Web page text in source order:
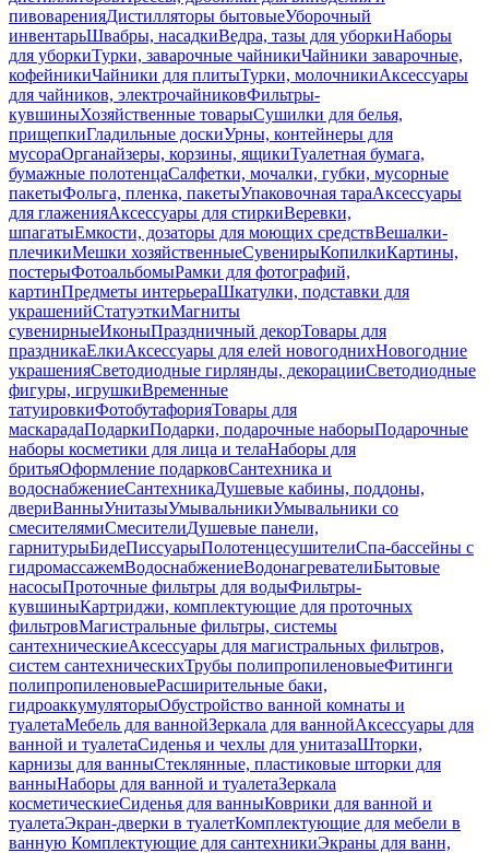
пивоваренияДистилляторы бытовыеУборочный
инвентарьШвабры, насадкиВедра, тазы для уборкиНаборы
для уборкиТурки, заварочные чайникиЧайники заварочные,
кофейникиЧайники для плитыТурки, молочникиАксессуары
для чайников, электрочайниковФильтры-
кувшиныХозяйственные товарыСушилки для белья,
прищепкиГладильные доскиУрны, контейнеры для
мусораОрганайзеры, корзины, ящикиТуалетная бумага,
бумажные полотенцаСалфетки, мочалки, губки, мусорные
пакетыФольга, пленка, пакетыУпаковочная тараАксессуары
для глаженияАксессуары для стиркиВеревки,
шпагатыЕмкости, дозаторы для моющих средствВешалки-
плечикиМешки хозяйственныеСувенирыКопилкиКартины,
постерыФотоальбомыРамки для фотографий,
картинПредметы интерьераШкатулки, подставки для
украшенийСтатуэткиМагниты
сувенирныеИконыПраздничный декорТовары для
праздникаЕлкиАксессуары для елей новогоднихНовогодние
украшенияСветодиодные гирлянды, декорацииСветодиодные
фигуры, игрушкиВременные
татуировкиФотобутафорияТовары для
маскарадаПодаркиПодарки, подарочные наборыПодарочные
наборы косметики для лица и телаНаборы для
бритьяОформление подарковСантехника и
водоснабжениеСантехникаДушевые кабины, поддоны,
двериВанныУнитазыУмывальникиУмывальники со
смесителямиСмесителиДушевые панели,
гарнитурыБидеПиссуарыПолотенцесушителиСпа-бассейны с
гидромассажемВодоснабжениеВодонагревателиБытовые
насосыПроточные фильтры для водыФильтры-
кувшиныКартриджи, комплектующие для проточных
фильтровМагистральные фильтры, системы
сантехническиеАксессуары для магистральных фильтров,
систем сантехническихТрубы полипропиленовыеФитинги
полипропиленовыеРасширительные баки,
гидроаккумуляторыОбустройство ванной комнаты и
туалетаМебель для ваннойЗеркала для ваннойАксессуары для
ванной и туалетаСиденья и чехлы для унитазаШторки,
карнизы для ванныСтеклянные, пластиковые шторки для
ванныНаборы для ванной и туалетаЗеркала
косметическиеСиденья для ванныКоврики для ванной и
туалетаЭкран-дверки в туалетКомплектующие для мебели в
ванную Комплектующие для сантехникиЭкраны для ванн,